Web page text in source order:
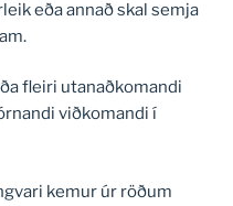
eða annað skal semja
fleiri utanaðkomandi
viðkomandi í
kemur úr röðum